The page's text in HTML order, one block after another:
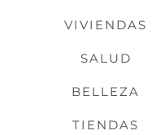
VIVIENDAS
SALUD
BELLEZA
TIENDAS